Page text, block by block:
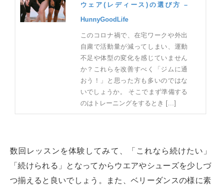
ウェア(レディース)の選び方 –
HunnyGoodLife
このコロナ禍で、在宅ワークや外出
自粛で活動量が減ってしまい、運動
不足や体型の変化を感じていません
か？これらを改善すべく「ジムに通
おう！」と思った方も多いのではな
いでしょうか。 そこでまず準備する
のはトレーニングをするとき […]
数回レッスンを体験してみて、「これなら続けたい」
「続けられる」となってからウエアやシューズを少しづ
つ揃えると良いでしょう。また、ベリーダンスの様に素